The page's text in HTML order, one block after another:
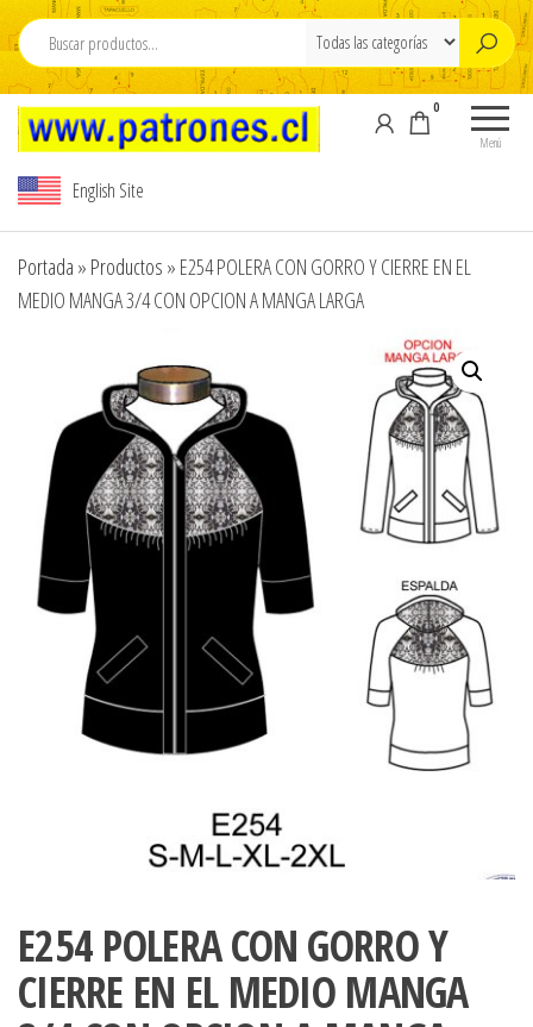
Saltar
al
contenido
Moldes Para
Confeccion ,
Patterns ,
patterns PDF
,Modelista ,
carton cortado
Tallajes o
carton
Escalados de
y Digitalizacion
accumark ,
pdf , Moldes
Gerber ,
Moldes para
patterns , pdf
sewing
Modelista ,
Tallajes o
escalados en
carton ,
Tizados ,
Escalados de
ropa,
Digitalización
accumark,
Moldes en
pdf, Moldes
Accumark
Menú
0
English Site
Portada » Productos » E254 POLERA CON GORRO Y CIERRE EN EL
MEDIO MANGA 3/4 CON OPCION A MANGA LARGA
E254 POLERA CON GORRO Y
CIERRE EN EL MEDIO MANGA